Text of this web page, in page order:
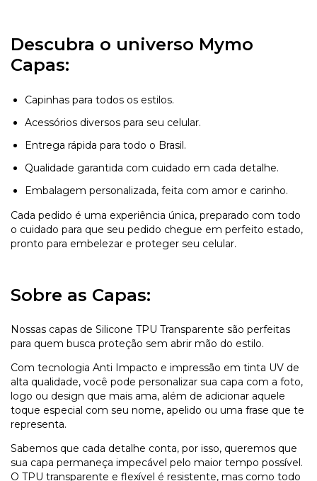
Descubra o universo Mymo
Capas:
Capinhas para todos os estilos.
Acessórios diversos para seu celular.
Entrega rápida para todo o Brasil.
Qualidade garantida com cuidado em cada detalhe.
Embalagem personalizada, feita com amor e carinho.
Cada pedido é uma experiência única, preparado com todo
o cuidado para que seu pedido chegue em perfeito estado,
pronto para embelezar e proteger seu celular.
Sobre as Capas:
Nossas capas de Silicone TPU Transparente são perfeitas
para quem busca proteção sem abrir mão do estilo.
Com tecnologia Anti Impacto e impressão em tinta UV de
alta qualidade, você pode personalizar sua capa com a foto,
logo ou design que mais ama, além de adicionar aquele
toque especial com seu nome, apelido ou uma frase que te
representa.
Sabemos que cada detalhe conta, por isso, queremos que
sua capa permaneça impecável pelo maior tempo possível.
O TPU transparente e flexível é resistente, mas como todo